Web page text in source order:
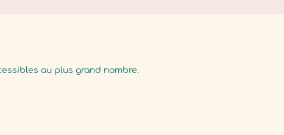
au plus grand nombre.